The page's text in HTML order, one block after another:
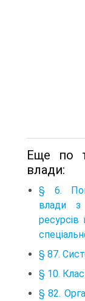
Еще по
влади:
§ 6.
влади з
ресурсів
§ 87.
§ 10.
§ 82.